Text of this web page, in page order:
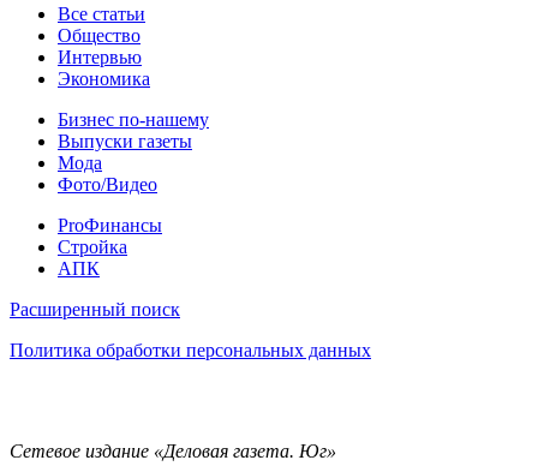
Статьи
Все статьи
Общество
Интервью
Экономика
Разное
Бизнес по-нашему
Выпуски газеты
Мода
Фото/Видео
Pro
ProФинансы
Стройка
АПК
Информация
Расширенный поиск
Политика обработки персональных данных
Контакты
Сетевое издание «Деловая газета. Юг»